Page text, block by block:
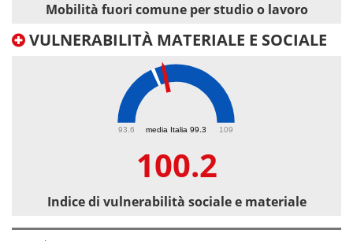
Mobilità fuori comune per studio o lavoro
VULNERABILITÀ MATERIALE E SOCIALE
media Italia 99.3
93.6 109
100.2
Indice di vulnerabilità sociale e materiale